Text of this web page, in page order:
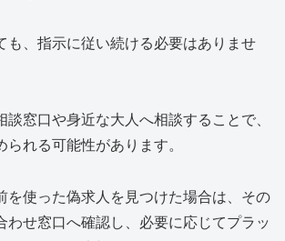
も、指示に従い続ける必要はありませ
談窓口や身近な大人へ相談することで、
られる可能性があります。
を使った偽求人を見つけた場合は、その
わせ窓口へ確認し、必要に応じてプラッ